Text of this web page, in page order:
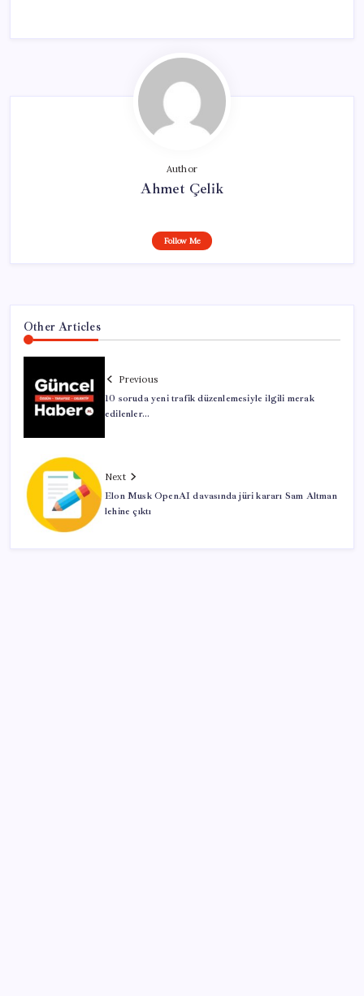
Author
Ahmet Çelik
Follow Me
Other Articles
Previous
10 soruda yeni trafik düzenlemesiyle ilgili merak
edilenler…
Next
Elon Musk OpenAI davasında jüri kararı Sam Altman
lehine çıktı